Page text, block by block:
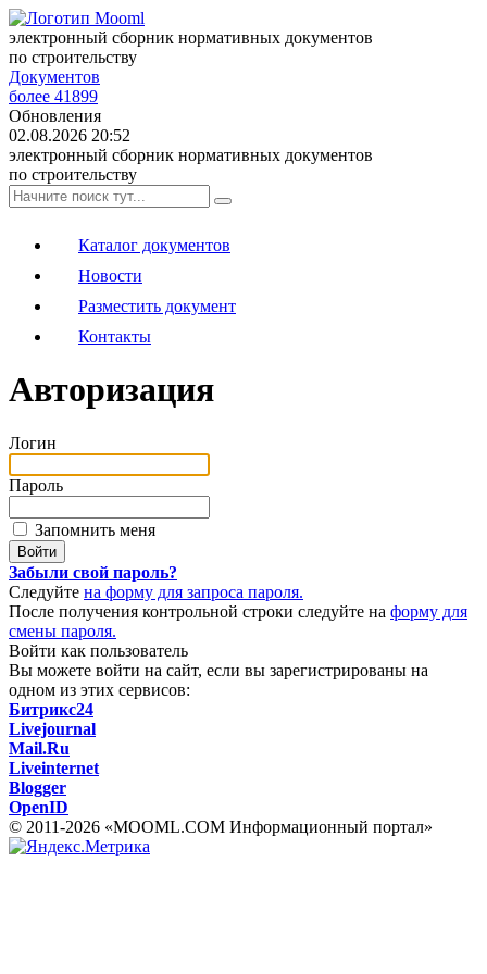
электронный сборник нормативных документов
по строительству
Документов
более 41899
Обновления
02.08.2026 20:52
электронный сборник нормативных документов
по строительству
Каталог документов
Новости
Разместить документ
Контакты
Авторизация
Логин
Пароль
Запомнить меня
Забыли свой пароль?
Следуйте на форму для запроса пароля.
После получения контрольной строки следуйте на форму для
смены пароля.
Войти как пользователь
Вы можете войти на сайт, если вы зарегистрированы на
одном из этих сервисов:
Битрикс24
Livejournal
Mail.Ru
Liveinternet
Blogger
OpenID
© 2011-2026 «MOOML.COM Информационный портал»